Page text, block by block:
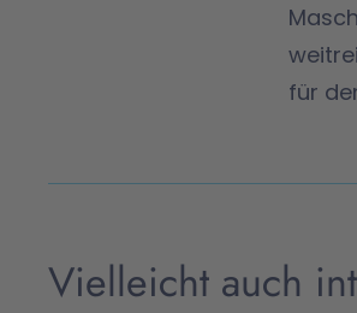
für
Vielleicht auch